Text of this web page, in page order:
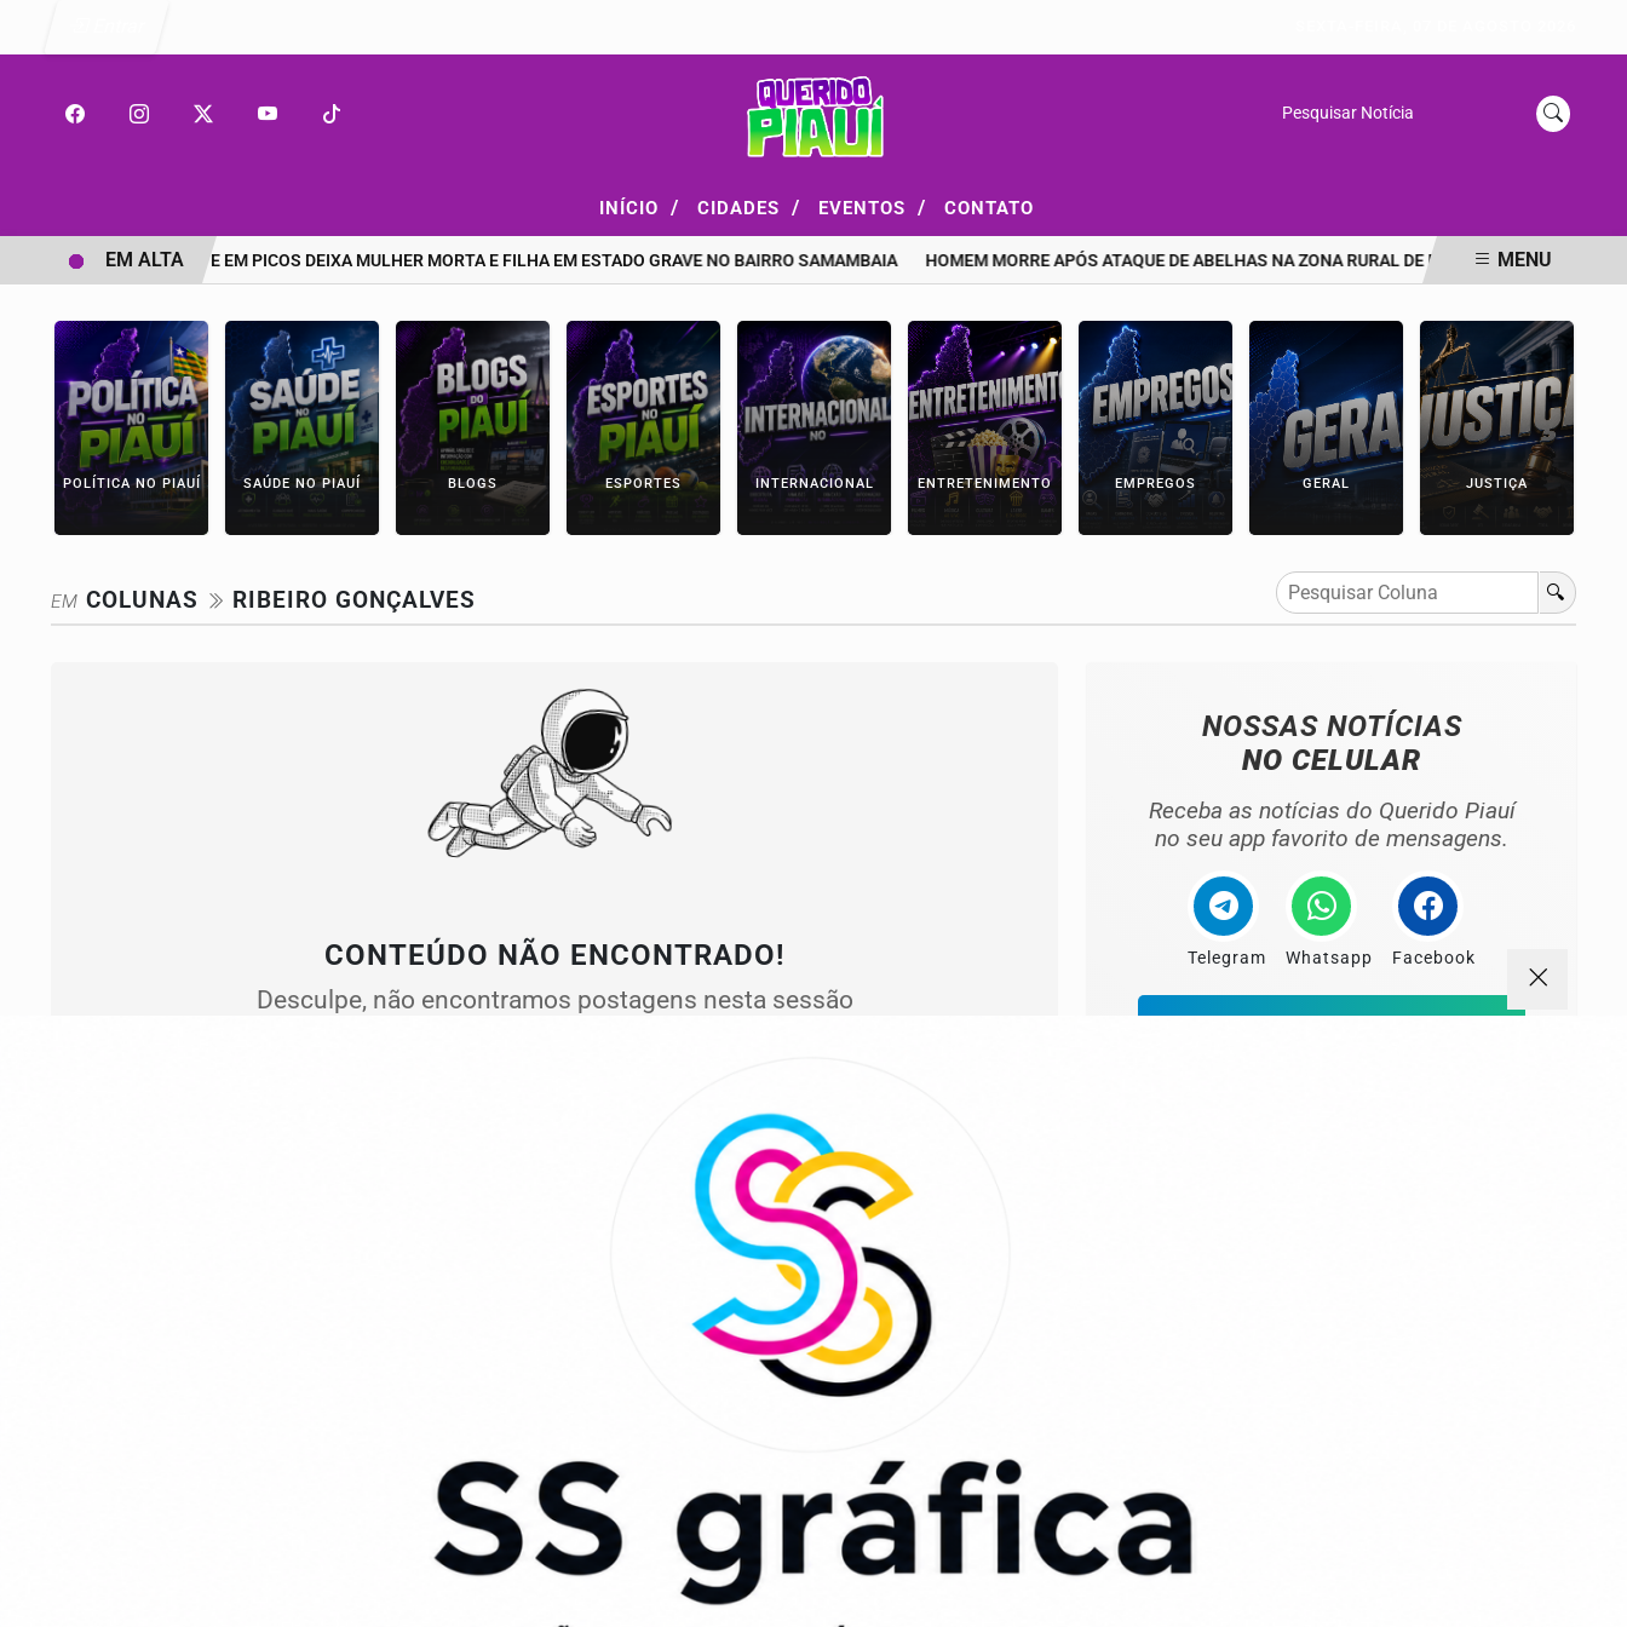
Pesquisar Notícia
INÍCIO / CIDADES / EVENTOS / CONTATO
GRAVE ACIDENTE EM PICOS DEIXA MULHER MORTA E FILHA EM ESTADO GRAVE NO BAIRRO SAMAMBAIA HOMEM MORRE APÓS ATAQUE DE ABELHAS NA ZONA RURAL DE PICOS 🚨 URGENTE:
EM ALTA MENU
POLÍTICA NO PIAUÍ SAÚDE NO PIAUÍ BLOGS ESPORTES INTERNACIONAL ENTRETENIMENTO EMPREGOS GERAL JUSTIÇA
EM COLUNAS RIBEIRO GONÇALVES 🔍
CONTEÚDO NÃO ENCONTRADO!
Desculpe, não encontramos postagens nesta sessão
NOSSAS NOTÍCIAS
NO CELULAR
Receba as notícias do Querido Piauí
no seu app favorito de mensagens.
Telegram Whatsapp Facebook
ENTRAR
Você pode ler matérias exclusivas, anunciar classificados e muito mais!
Política no Piauí Saúde no Piauí
Blogs